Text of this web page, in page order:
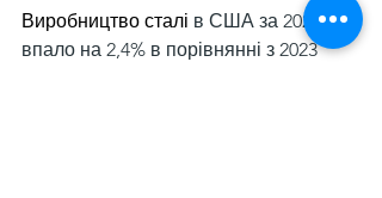
Виробництво сталі в США за 2024 рік
впало на 2,4% в порівнянні з 2023